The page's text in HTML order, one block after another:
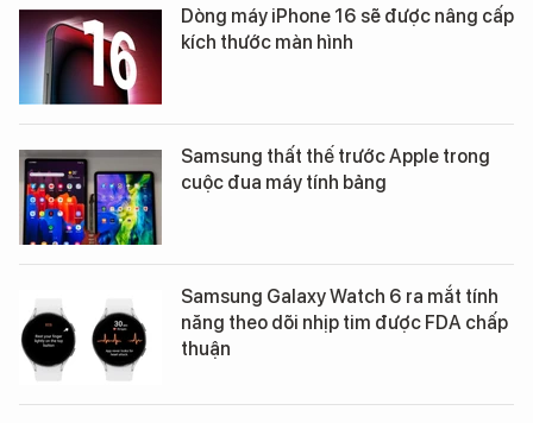
Dòng máy iPhone 16 sẽ được nâng cấp
kích thước màn hình
Samsung thất thế trước Apple trong
cuộc đua máy tính bảng
Samsung Galaxy Watch 6 ra mắt tính
năng theo dõi nhịp tim được FDA chấp
thuận